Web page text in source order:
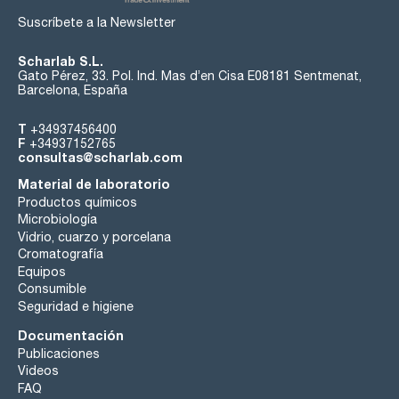
Suscríbete a la Newsletter
Scharlab S.L.
Gato Pérez, 33. Pol. Ind. Mas d’en Cisa E08181 Sentmenat,
Barcelona, España
T +34937456400
F +34937152765
consultas@scharlab.com
Material de laboratorio
Productos químicos
Microbiología
Vidrio, cuarzo y porcelana
Cromatografía
Equipos
Consumible
Seguridad e higiene
Documentación
Publicaciones
Videos
FAQ